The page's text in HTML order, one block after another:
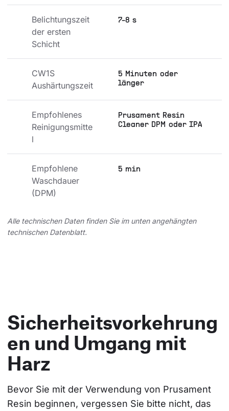
Belichtungszeit
der ersten
Schicht
7-8 s
CW1S
Aushärtungszeit
5 Minuten oder
länger
Empfohlenes
Reinigungsmitte
l
Prusament Resin
Cleaner DPM oder IPA
Empfohlene
Waschdauer
(DPM)
5 min
Alle technischen Daten finden Sie im unten angehängten
technischen Datenblatt.
Sicherheitsvorkehrung
en und Umgang mit
Harz
Bevor Sie mit der Verwendung von Prusament
Resin beginnen, vergessen Sie bitte nicht, das